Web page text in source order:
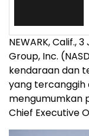
NEWARK, Calif.,3
Group, Inc.
kendaraan dan
yang tercanggih
mengumumkan
Chief Executive